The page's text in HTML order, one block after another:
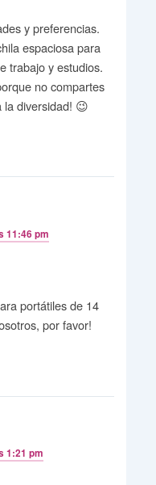
y preferencias.
espaciosa para
trabajo y estudios.
no compartes
la diversidad! 😉
11:46 pm
portátiles de 14
por favor!
1:21 pm